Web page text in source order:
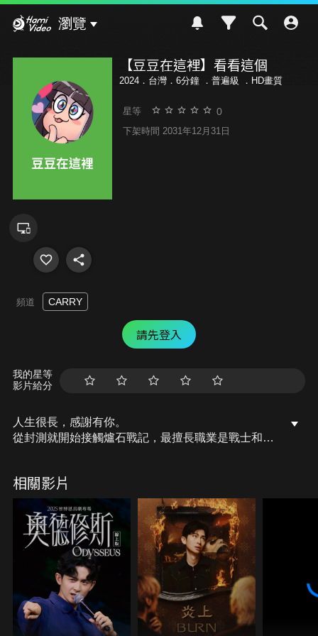
瀏覽
【豆豆在這裡】看看這個
2024．台灣．6分鐘 ． 普遍級 ．HD畫質
星等 0
下架時間 2031年12月31日
頻道 CARRY
請先登入
我的星等
影片給分
人生很長，感謝有你。
從封測就開始接觸爐石戰記，最擅長職業是戰士和牧
醒。
從陰暗幽霾的蛇界森林甦醒吧， 趁此良機，莫再猶
豫，恭請蛇界至尊雙飛寶典！
OSkomodo 還不一起加入蛇教跟著教主一起前進!
相關影片